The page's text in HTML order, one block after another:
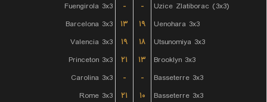
Fuengirola 3x3
- -
Uzice Zlatiborac (3x3)
Barcelona 3x3
۱۳ ۱۹
Uenohara 3x3
Valencia 3x3
۱۹ ۱۸
Utsunomiya 3x3
Princeton 3x3
۲۱ ۱۳
Brooklyn 3x3
Carolina 3x3
- -
Basseterre 3x3
Rome 3x3
۲۱ ۱۰
Basseterre 3x3